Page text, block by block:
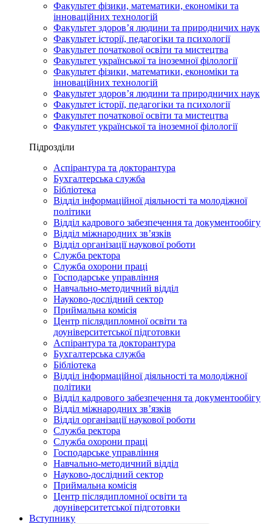
Факультет фізики, математики, економіки та
інноваційних технологій
Факультет здоров’я людини та природничих наук
Факультет історії, педагогіки та психології
Факультет початкової освіти та мистецтва
Факультет української та іноземної філології
Факультет фізики, математики, економіки та
інноваційних технологій
Факультет здоров’я людини та природничих наук
Факультет історії, педагогіки та психології
Факультет початкової освіти та мистецтва
Факультет української та іноземної філології
Підрозділи
Аспірантура та докторантура
Бухгалтерська служба
Бібліотека
Відділ інформаційної діяльності та молодіжної
політики
Відділ кадрового забезпечення та документообігу
Відділ міжнародних зв’язків
Відділ організації наукової роботи
Служба ректора
Служба охорони праці
Господарське управління
Навчально-методичний відділ
Науково-дослідний сектор
Приймальна комісія
Центр післядипломної освіти та
доуніверситетської підготовки
Аспірантура та докторантура
Бухгалтерська служба
Бібліотека
Відділ інформаційної діяльності та молодіжної
політики
Відділ кадрового забезпечення та документообігу
Відділ міжнародних зв’язків
Відділ організації наукової роботи
Служба ректора
Служба охорони праці
Господарське управління
Навчально-методичний відділ
Науково-дослідний сектор
Приймальна комісія
Центр післядипломної освіти та
доуніверситетської підготовки
Вступнику